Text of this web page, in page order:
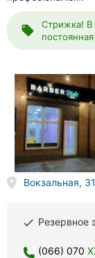
города:
Винница
Житомир
Тернополь
Хмельницкий
local_offer
Стрижка! В
Вокзальная,
done Резервное
(066) 070